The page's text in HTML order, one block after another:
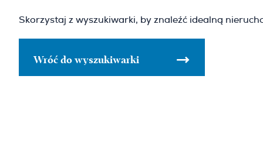
Skorzystaj z wyszukiwarki, by znaleźć idealną
Wróć do wyszukiwarki